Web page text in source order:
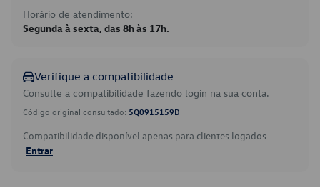
Horário de atendimento:
Segunda à sexta, das 8h às 17h.
Verifique a compatibilidade
Consulte a compatibilidade fazendo login na sua conta.
Código original consultado: 5Q0915159D
Compatibilidade disponível apenas para clientes logados.
Entrar